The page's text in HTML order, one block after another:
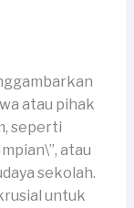
atau pihak
seperti
atau
sekolah.
untuk